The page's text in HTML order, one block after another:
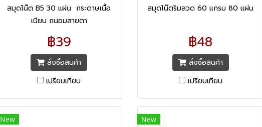
สมุดโน๊ต B5 30 แผ่น กระดาษเนื้อ
เนียน ถนอมสายตา
฿39
สั่งซื้อสินค้า
เปรียบเทียบ
สมุดโน๊ตริมลวด 60 แกรม 80 แผ่น
฿48
สั่งซื้อสินค้า
เปรียบเทียบ
New New